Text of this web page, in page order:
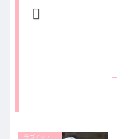
ラヴィット！